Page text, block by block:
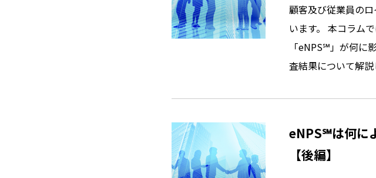
顧客及び従業員の
います。 本コラム
「eNPS℠」が何に
査結果について解説
eNPS℠は何に
【後編】